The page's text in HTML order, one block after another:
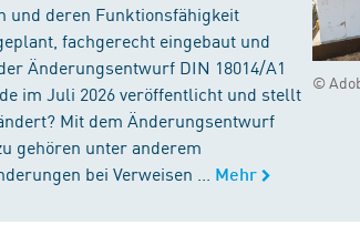
©
und deren Funktionsfähigkeit
fachgerecht eingebaut und
Änderungsentwurf DIN 18014/A1
im Juli 2026 veröffentlicht und stellt
Mit dem Änderungsentwurf
gehören unter anderem
bei Verweisen ...
Mehr